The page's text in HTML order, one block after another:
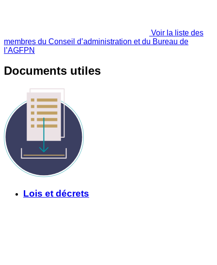
Voir la liste des
membres du Conseil d’administration et du Bureau de
l’AGFPN
Documents utiles
Lois et décrets